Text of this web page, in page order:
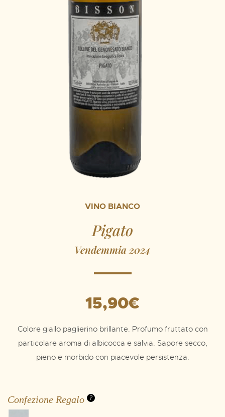
VINO BIANCO
Pigato
Vendemmia 2024
15,90€
Colore giallo paglierino brillante. Profumo fruttato con
particolare aroma di albicocca e salvia. Sapore secco,
pieno e morbido con piacevole persistenza.
Confezione Regalo ?